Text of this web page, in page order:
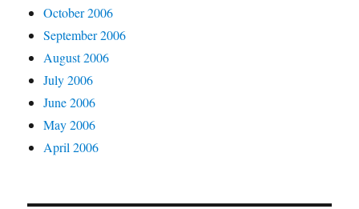
October 2006
September 2006
August 2006
July 2006
June 2006
May 2006
April 2006